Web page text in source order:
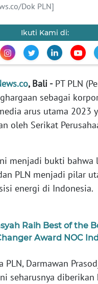
Dok PLN]
Ikuti Kami di:
, Bali -PT PLN
sebagai
arus utama 2023
oleh Serikat
menjadi bukti bahwa
PLN menjadi pilar
energi di Indonesia.
Raih Best of the
Award NOC
PLN, Darmawan
seharusnya diberikan